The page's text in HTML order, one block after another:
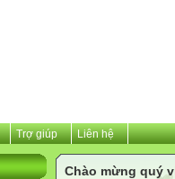
Trợ giúp Liên hệ
Chào mừng quý